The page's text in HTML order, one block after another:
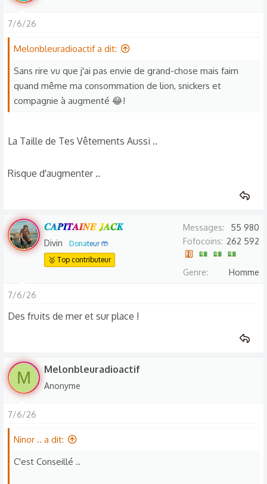
7/6/26
Melonbleuradioactif a dit:
Sans rire vu que j'ai pas envie de grand-chose mais faim
quand même ma consommation de lion, snickers et
compagnie à augmenté 😂!
La Taille de Tes Vêtements Aussi ..
Risque d'augmenter ..
𝑪𝑨𝑷𝑰𝑻𝑨𝑰𝑵𝑬 𝑱𝑨𝑪𝑲
Divin
Donateur 🤲
🥇 Top contributeur
Messages
55 980
Fofocoins
262 592
Genre Homme
7/6/26
Des fruits de mer et sur place !
M Melonbleuradioactif
Anonyme
7/6/26
Ninor .. a dit:
C'est Conseillé ..